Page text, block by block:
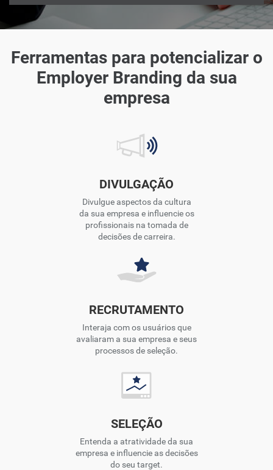
Ferramentas para potencializar o
Employer Branding da sua
empresa
DIVULGAÇÃO
Divulgue aspectos da cultura
da sua empresa e influencie os
profissionais na tomada de
decisões de carreira.
RECRUTAMENTO
Interaja com os usuários que
avaliaram a sua empresa e seus
processos de seleção.
SELEÇÃO
Entenda a atratividade da sua
empresa e influencie as decisões
do seu target.